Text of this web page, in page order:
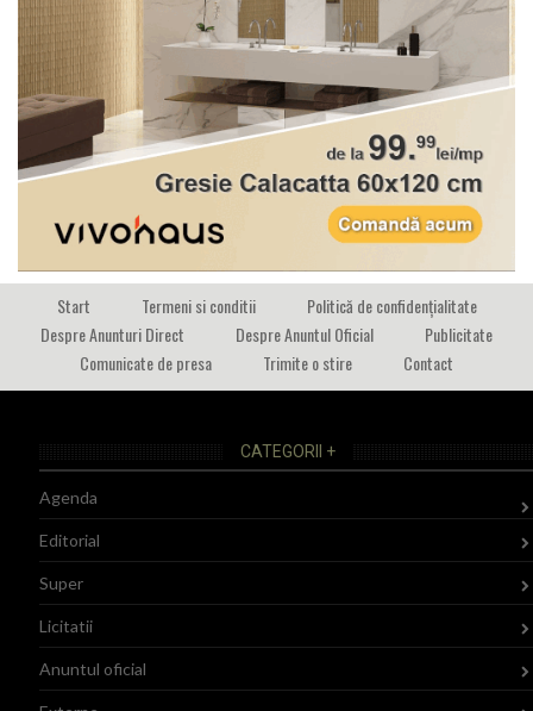
Start Termeni si conditii
Politică de confidențialitate
Despre Anunturi Direct
Despre Anuntul Oficial
Publicitate
Comunicate de presa
Trimite o stire Contact
CATEGORII +
Agenda
Editorial
Super
Licitatii
Anuntul oficial